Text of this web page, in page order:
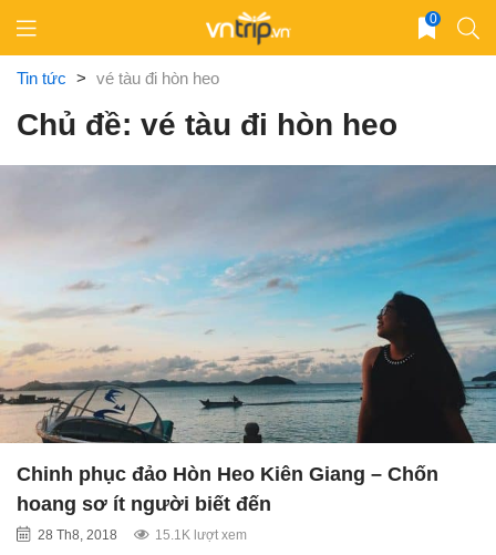
content
0
Tin tức > vé tàu đi hòn heo
Chủ đề: vé tàu đi hòn heo
Chinh phục đảo Hòn Heo Kiên Giang – Chốn
hoang sơ ít người biết đến
28 Th8, 2018 15.1K lượt xem